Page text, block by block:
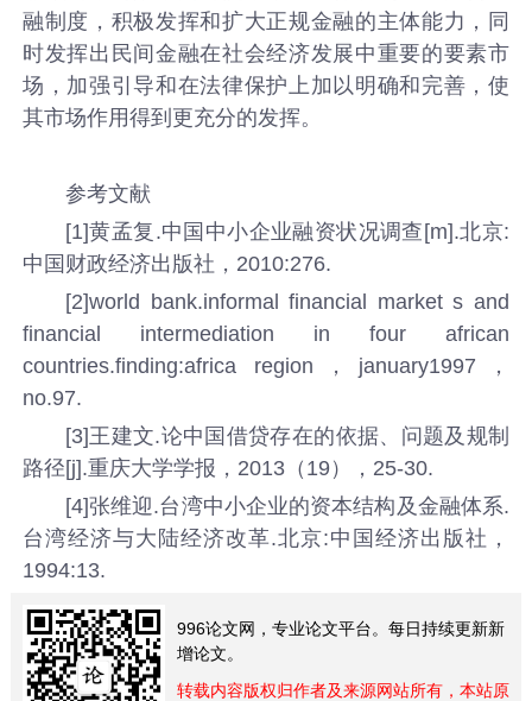
融制度，积极发挥和扩大正规金融的主体能力，同
时发挥出民间金融在社会经济发展中重要的要素市
场，加强引导和在法律保护上加以明确和完善，使
其市场作用得到更充分的发挥。
参考文献
[1]黄孟复.中国中小企业融资状况调查[m].北京:
中国财政经济出版社，2010:276.
[2]world bank.informal financial market s and
financial intermediation in four african
countries.finding:africa region，january1997，
no.97.
[3]王建文.论中国借贷存在的依据、问题及规制
路径[j].重庆大学学报，2013（19），25-30.
[4]张维迎.台湾中小企业的资本结构及金融体系.
台湾经济与大陆经济改革.北京:中国经济出版社，
1994:13.
996论文网，专业论文平台。每日持续更新新
增论文。
转载内容版权归作者及来源网站所有，本站原